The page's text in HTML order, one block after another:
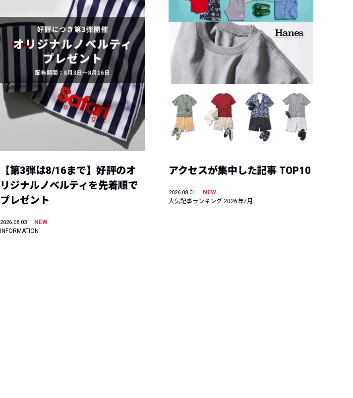
【第3弾は8/16まで】好評のオ
リジナルノベルティを先着順で
プレゼント
2026.08.03
NEW
INFORMATION
アクセスが集中した記事 TOP10
2026.08.01
NEW
人気記事ランキング 2026年7月